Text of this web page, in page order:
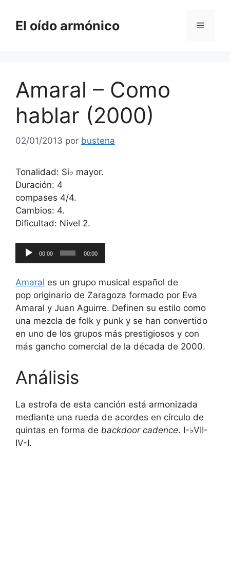
contenido
El oído armónico Menú
Amaral – Como
hablar (2000)
02/01/2013 por bustena
Tonalidad: Si♭ mayor.
Duración: 4
compases 4/4.
Cambios: 4.
Dificultad: Nivel 2.
Reproductor
de
00:00 00:00
Amaral es un grupo musical español de
pop originario de Zaragoza formado por Eva
Amaral y Juan Aguirre. Definen su estilo como
una mezcla de folk y punk y se han convertido
en uno de los grupos más prestigiosos y con
más gancho comercial de la década de 2000.
Análisis
La estrofa de esta canción está armonizada
mediante una rueda de acordes en círculo de
quintas en forma de backdoor cadence. I-♭VII-
IV-I.